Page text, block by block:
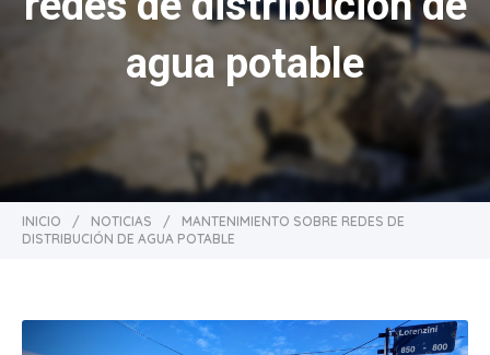
agua potable
INICIO / NOTICIAS /
MANTENIMIENTO SOBRE REDES DE
DISTRIBUCIÓN DE AGUA POTABLE